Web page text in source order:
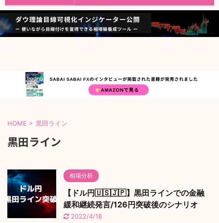
HOME > 黒田ライン
黒田ライン
相場分析
【ドル円🇺🇸🇯🇵】黒田ラインでの金融
緩和継続発言/126円突破後のシナリオ
2022/4/18